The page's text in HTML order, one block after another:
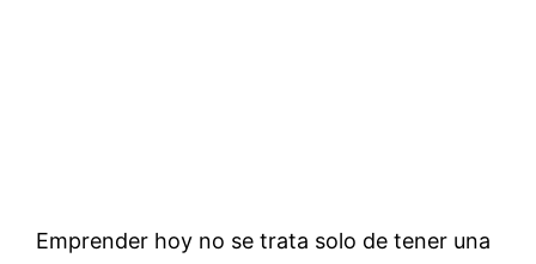
Emprender hoy no se trata solo de tener una